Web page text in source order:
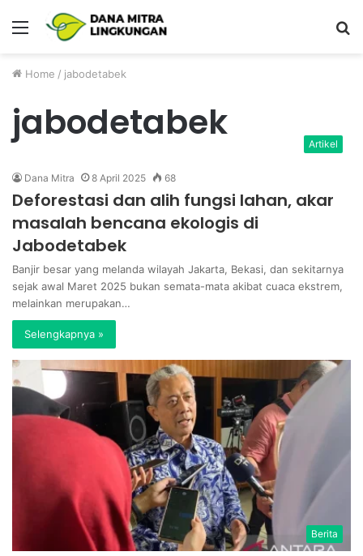
Menu
Home / jabodetabek
jabodetabek Artikel
Dana Mitra 8 April 2025 68
Deforestasi dan alih fungsi lahan, akar
masalah bencana ekologis di
Jabodetabek
Banjir besar yang melanda wilayah Jakarta, Bekasi, dan sekitarnya
sejak awal Maret 2025 bukan semata-mata akibat cuaca ekstrem,
melainkan merupakan…
Selengkapnya »
Berita